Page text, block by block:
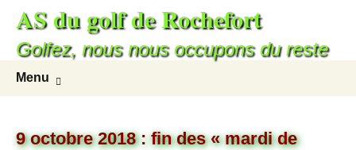
AS du golf de Rochefort
Golfez, nous nous occupons du reste
Menu
9 octobre 2018 : fin des « mardi de